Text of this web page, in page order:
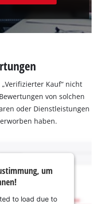
Kauf“ nicht
von solchen
oder Dienstleistungen
haben.
um
to load due to